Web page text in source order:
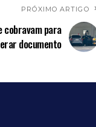
PRÓXIMO ARTIGO
cobravam para
documento